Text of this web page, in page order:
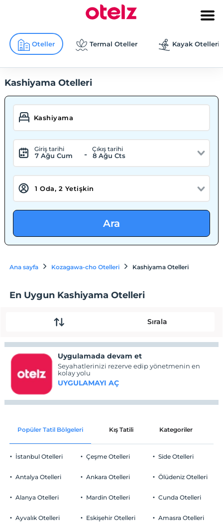
Oteller Termal Oteller Kayak Otelleri
Kashiyama Otelleri
Giriş tarihi
7 Ağu Cum -
Çıkış tarihi
8 Ağu Cts
Ara
Ana sayfa Kozagawa-cho Otelleri Kashiyama Otelleri
En Uygun Kashiyama Otelleri
Sırala
Uygulamada devam et
Seyahatlerinizi rezerve edip yönetmenin en
kolay yolu
UYGULAMAYI AÇ
Popüler Tatil Bölgeleri Kış Tatili Kategoriler
İstanbul Otelleri
Antalya Otelleri
Alanya Otelleri
Ayvalık Otelleri
Çeşme Otelleri
Ankara Otelleri
Mardin Otelleri
Eskişehir Otelleri
Side Otelleri
Ölüdeniz Otelleri
Cunda Otelleri
Amasra Otelleri